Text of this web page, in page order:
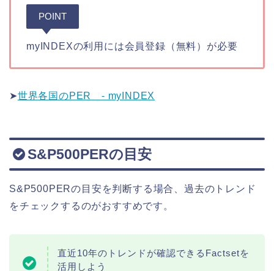
POINT
myINDEXの利用には会員登録（無料）が必要
➤世界各国のPER - myINDEX
S&P500PERの目安
S&P500PERの目安を判断する場合、過去のトレンド
をチェックするのがおすすめです。
直近10年のトレンドが確認できるFactsetを
活用しよう